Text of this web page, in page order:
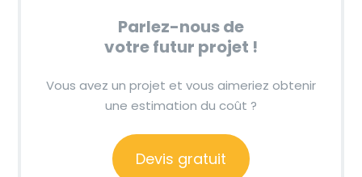
Parlez-nous de
votre futur projet !
Vous avez un projet et vous aimeriez obtenir
une estimation du coût ?
Devis gratuit